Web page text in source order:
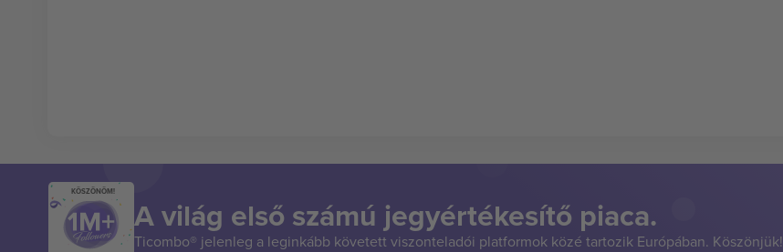
KÖSZÖNÖM!
A világ első számú jegyértékesítő piaca.
Ticombo® jelenleg a leginkább követett viszonteladói platformok közé tartozik Európában. Köszönjük!